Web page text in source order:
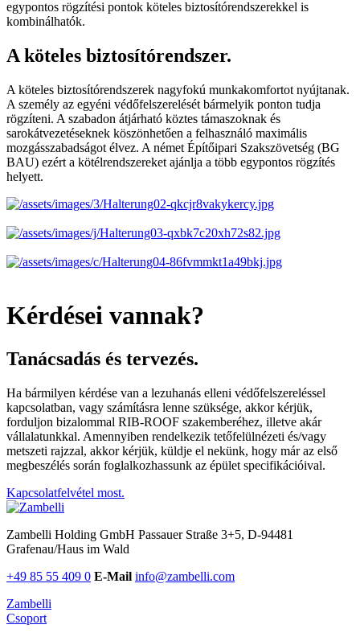
egypontos rögzítési pontok köteles biztosítórendszerekkel is
kombinálhatók.
A köteles biztosítórendszer.
A köteles biztosítórendszerek nagyfokú munkakomfortot nyújtanak.
A személy az egyéni védőfelszerelését bármelyik ponton tudja
rögzíteni. A szabadon átjárható köztes támaszoknak és
sarokátvezetéseknek köszönhetően a felhasználó maximális
mozgásszabadságot élvez. A német Építőipari Szakszövetség (BG
BAU) ezért a kötélrendszereket ajánlja a több egypontos rögzítés
helyett.
Kérdései vannak?
Tanácsadás és tervezés.
Ha bármilyen kérdése van a lezuhanás elleni védőfelszereléssel
kapcsolatban, vagy számításra lenne szüksége, akkor kérjük,
forduljon bizalommal RIB-ROOF szakemberéhez, illetve akár
vállalatunkkal. Amennyiben rendelkezik tetőfelülnézeti és/vagy
metszeti rajzzal, akkor kérjük, küldje el nekünk, hogy már az első
megbeszélés során foglalkozhassunk az épület specifikációival.
Kapcsolatfelvétel most.
Zambelli Holding GmbH Passauer Straße 3+5, D-94481
Grafenau/Haus im Wald
+49 85 55 409 0 E-Mail info@zambelli.com
Zambelli
Csoport